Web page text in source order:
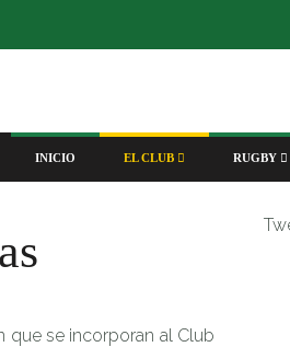
INICIO EL CLUB RUGBY
que se incorporan al Club